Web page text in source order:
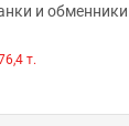
и
т.